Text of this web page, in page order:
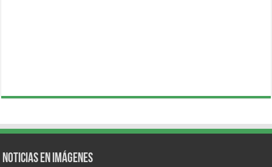
Noticias en Imágenes